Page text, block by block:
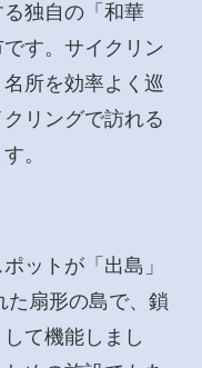
独自の「和華
す。サイクリン
所を効率よく巡
リングで訪れる
。
ットが「出島」
た扇形の島で、鎖
て機能しまし